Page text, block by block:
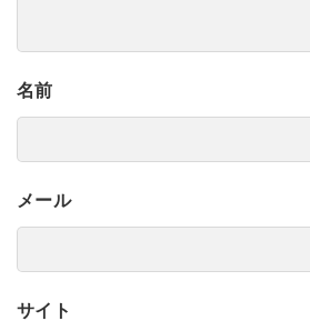
名前
メール
サイト